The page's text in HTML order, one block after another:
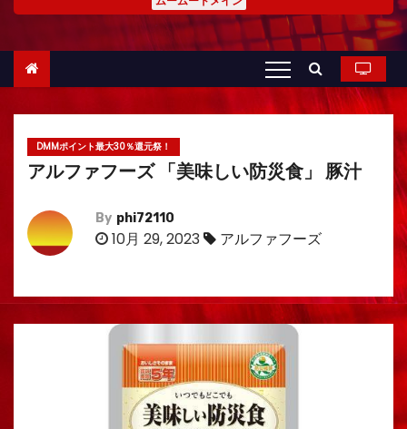
DMMポイント最大30％還元祭！
アルファフーズ 「美味しい防災食」 豚汁
By phi72110
10月 29, 2023 アルファフーズ